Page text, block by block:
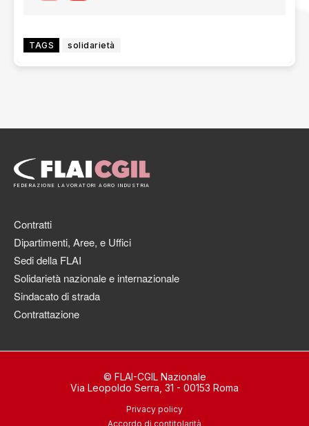
TAGS solidarietà
FEDERAZIONE LAVORATORI AGRO INDUSTRIA
Contratti
Dipartimenti, Aree, e Uffici
Sedi della FLAI
Solidarietà nazionale e internazionale
Sindacato di strada
Contrattazione
© FLAI-CGIL Nazionale
Via Leopoldo Serra, 31 - 00153 Roma
Privacy policy
Accordo di contitolarità